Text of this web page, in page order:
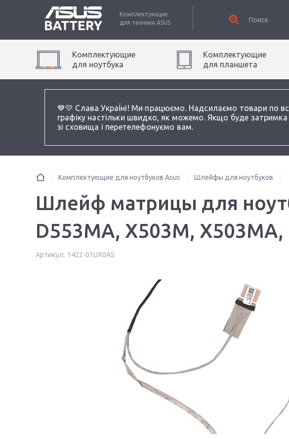
💙💛 Слава УкраЇні! Ми працюємо. Надсилаємо товари по
графіку настільки швидко, як можемо. Якщо буде
зі сховища і перетелефонуємо вам.
Комплектующие
для техники ASUS
Комплектующие
для ноутбука
Комплектующие
для планшета
Комплектующие для ноутбуков Asus Шлейфы для ноутбуков
Шлейф матрицы для
D553MA, X503M, X503MA,
Артикул: 1422-01UX0AS